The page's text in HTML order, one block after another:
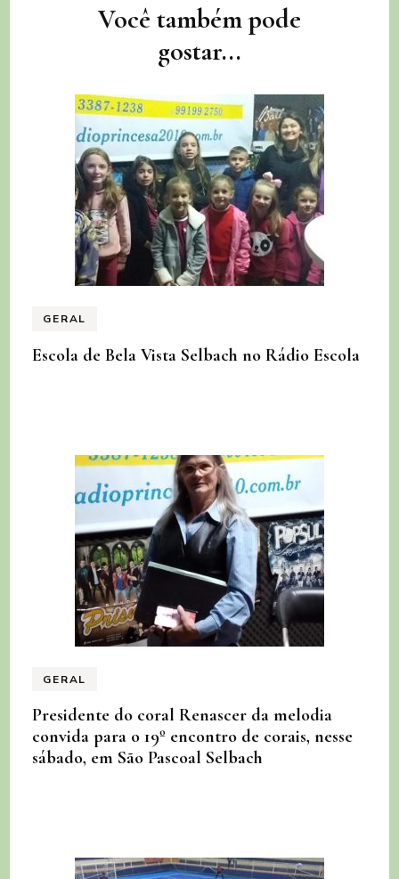
NavegaçãoVocê também pode
gostar...
GERAL
Escola de Bela Vista Selbach no Rádio Escola
GERAL
Presidente do coral Renascer da melodia
convida para o 19º encontro de corais, nesse
sábado, em São Pascoal Selbach